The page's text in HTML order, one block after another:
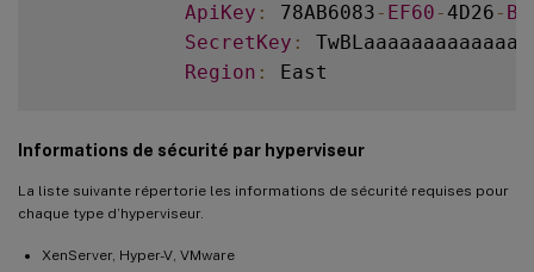
ApiKey : 78AB6083 - EF60 -4D26 -
SecretKey :
Region :
Informations de sécurité par hyperviseur
La liste suivante répertorie les informations de sécurité requises pour
chaque type d’hyperviseur.
XenServer, Hyper-V, VMware